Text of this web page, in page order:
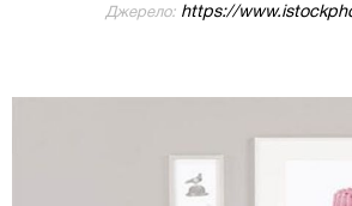
Джерело:https://